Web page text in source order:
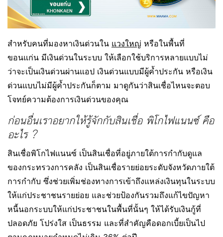
สำหรับคนที่มองหาเงินด่วนใน แวงใหญ่ หรือในพื้นที่
ขอนแก่น มีเงินด่วนในระบบ ให้เลือกใช้บริการหลายแบบไม่
ว่าจะเป็นเงินด่วนผ่านแอป เงินด่วนแบบมีผู้ค้ำประกัน หรือเงิน
ด่วนแบบไม่มีผู้ค้ำประกันก็ตาม มาดูกันว่าสินเชื่อไหนจะตอบ
โจทย์ความต้องการเงินด่วนของคุณ
ก่อนอื่นเราอยากให้รู้จักกับสินเชื่อ พิโกไฟแนนซ์ คือ
อะไร ?
สินเชื่อพิโกไฟแนนซ์ เป็นสินเชื่อที่อยู่ภายใต้การกำกับดูแล
ของกระทรวงการคลัง เป็นสินเชื่อรายย่อยระดับจังหวัดภายใต้
การกำกับ ซึ่งช่วยเพิ่มช่องทางการเข้าถึงแหล่งเงินทุนในระบบ
ให้แก่ประชาชนรายย่อย และช่วยป้องกันรวมถึงแก้ไขปัญหา
หนี้นอกระบบให้แก่ประชาชนในพื้นที่นั้นๆ ให้ได้รับเงินกู้ที่
ปลอดภัย โปร่งใส เป็นธรรม และที่สำคัญคือดอกเบี้ยเป็นไป